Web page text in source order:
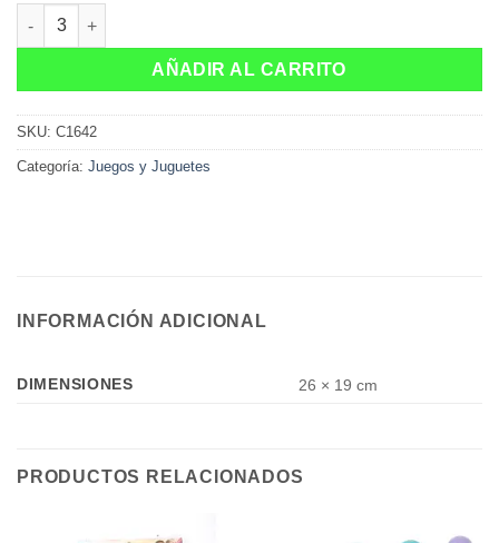
Cocina en blister cantidad
AÑADIR AL CARRITO
SKU: C1642
Categoría: Juegos y Juguetes
INFORMACIÓN ADICIONAL
DIMENSIONES 26 × 19 cm
PRODUCTOS RELACIONADOS